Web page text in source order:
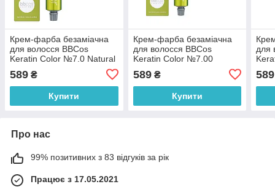
Крем-фарба безаміачна
для волосся BBCos
Keratin Color №7.0 Natural
589 ₴
Купити
Крем-фарба безаміачна
для волосся BBCos
Keratin Color №7.00
Intense Natural Blonde 100
мл
589₴
Купити
для
589
Про нас
99% позитивних з 83 відгуків за рік
Працює з 17.05.2021